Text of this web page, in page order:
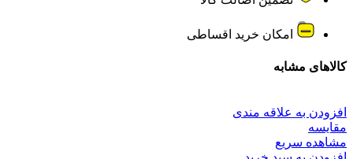
امکان خرید اقساطی
کالاهای مشابه
افزودن به علاقه مندی
مقایسه
مشاهده سریع